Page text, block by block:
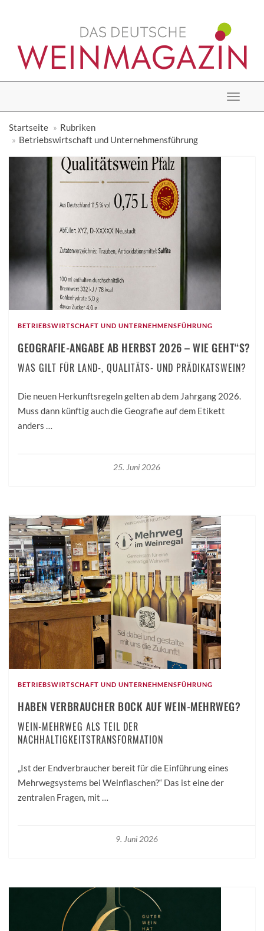
Toggle
Startseite
Rubriken
Betriebswirtschaft und Unternehmensführung
BETRIEBSWIRTSCHAFT UND UNTERNEHMENSFÜHRUNG
GEOGRAFIE-ANGABE AB HERBST 2026 – WIE GEHT“S?
WAS GILT FÜR LAND-, QUALITÄTS- UND PRÄDIKATSWEIN?
Die neuen Herkunftsregeln gelten ab dem Jahrgang 2026.
Muss dann künftig auch die Geografie auf dem Etikett
anders …
25. Juni 2026
BETRIEBSWIRTSCHAFT UND UNTERNEHMENSFÜHRUNG
HABEN VERBRAUCHER BOCK AUF WEIN-MEHRWEG?
WEIN-MEHRWEG ALS TEIL DER
NACHHALTIGKEITSTRANSFORMATION
„Ist der Endverbraucher bereit für die Einführung eines
Mehrwegsystems bei Weinflaschen?“ Das ist eine der
zentralen Fragen, mit …
9. Juni 2026